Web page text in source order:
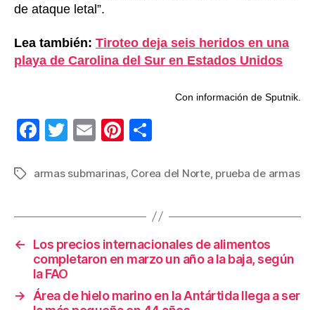
de ataque letal”.
Lea también: Tiroteo deja seis heridos en una
playa de Carolina del Sur en Estados Unidos
Con información de Sputnik.
F
c
b
o
o
k
T
tt
E
ail
Pi
er
st
m
ar
tir
Etiquetas
armas submarinas, Corea del Norte, prueba de armas
←
Los precios internacionales de alimentos
completaron en marzo un año a la baja, según
la FAO
→
Área de hielo marino en la Antártida llega a ser